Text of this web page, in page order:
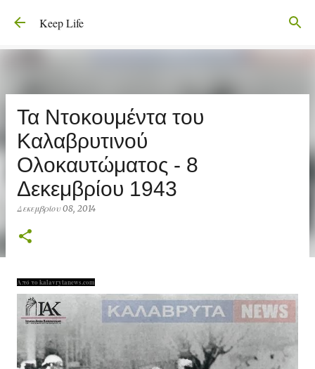
Μετάβαση στο κύριο περιεχόμενο
Keep Life
Τα Ντοκουμέντα του
Καλαβρυτινού
Ολοκαυτώματος - 8
Δεκεμβρίου 1943
Δεκεμβρίου 08, 2014
Από το kalavrytanews.com